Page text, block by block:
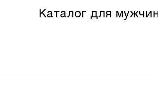
Каталог для